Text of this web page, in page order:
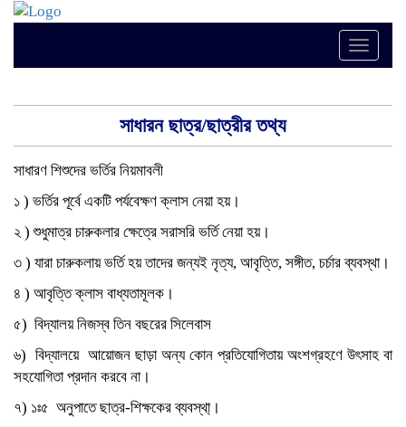
Toggle
সাধারন ছাত্র/ছাত্রীর তথ্য
সাধারণ শিশুদের ভর্তির নিয়মাবলী
১ ) ভর্তির পূর্বে একটি পর্যবেক্ষণ ক্লাস নেয়া হয়।
২ ) শুধুমাত্র চারুকলার ক্ষেত্রে সরাসরি ভর্তি নেয়া হয়।
৩ ) যারা চারুকলায় ভর্তি হয় তাদের জন্যই নৃত্য, আবৃত্তি, সঙ্গীত, চর্চার ব্যবস্থা।
৪ ) আবৃত্তি ক্লাস বাধ্যতামূলক।
৫) বিদ্যালয় নিজস্ব তিন বছরের সিলেবাস
৬) বিদ্যালয়ে আয়োজন ছাড়া অন্য কোন প্রতিযোগিতায় অংশগ্রহণে উৎসাহ বা
সহযোগিতা প্রদান করবে না।
৭) ১ঃ৫ অনুপাতে ছাত্র-শিক্ষকের ব্যবস্থা্।